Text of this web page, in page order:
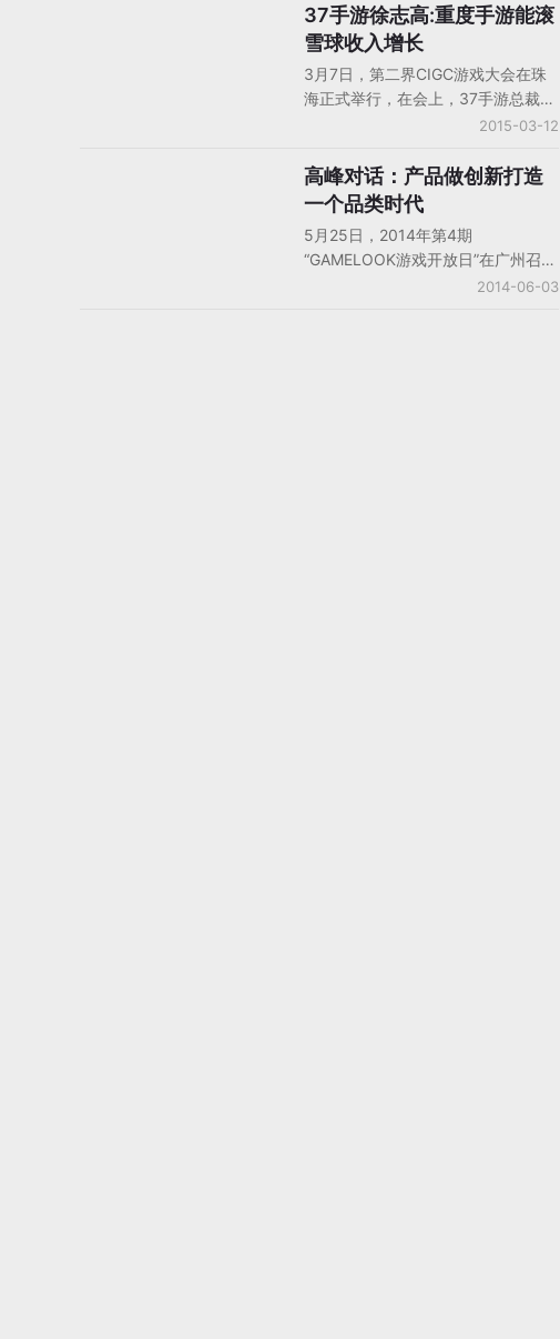
出炉，这款手游在中国大陆地区被命
名为《苍翼之刃》，在台港澳地区则
被命名为《苍翼默示录：战火重
燃》，上线首日便获得台港澳地区
App Store首页最佳新游推荐，国内
厂商37手游也以3000万人民币高价
发行权。
37手游徐志高:重度手游能滚
雪球收入增长
3月7日，第二界CIGC游戏大会在珠
海正式举行，在会上，37手游总裁徐
志高接受了gamelook的采访，其在
法。对手游产品徐志高表示：“很多游
戏前期数据很漂亮，但这种游戏有个
很大的问题，今天推它有收入，明天
不推收入就下来了。所以我们内部今
年有一个决定，今年坚决不引进卡牌
游戏，哪怕再好的卡牌游戏：不要，
2015-03-12
高峰对话：产品做创新打造
一个品类时代
5月25日，2014年第4期
“GAMELOOK游戏开放日”在广州召
开，此次活动由37手游、iTools倾力
2014-06-03